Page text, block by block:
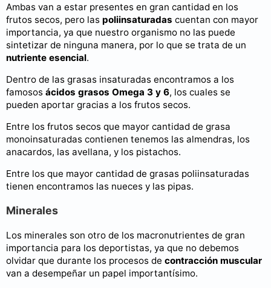
Ambas van a estar presentes en gran cantidad en los
frutos secos, pero las poliinsaturadas cuentan con mayor
importancia, ya que nuestro organismo no las puede
sintetizar de ninguna manera, por lo que se trata de un
nutriente esencial.
Dentro de las grasas insaturadas encontramos a los
famosos ácidos grasos Omega 3 y 6, los cuales se
pueden aportar gracias a los frutos secos.
Entre los frutos secos que mayor cantidad de grasa
monoinsaturadas contienen tenemos las almendras, los
anacardos, las avellana, y los pistachos.
Entre los que mayor cantidad de grasas poliinsaturadas
tienen encontramos las nueces y las pipas.
Minerales
Los minerales son otro de los macronutrientes de gran
importancia para los deportistas, ya que no debemos
olvidar que durante los procesos de contracción muscular
van a desempeñar un papel importantísimo.